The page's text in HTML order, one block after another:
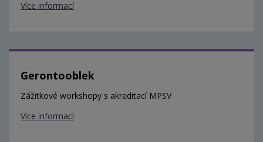
Více informací
Gerontooblek
Zážitkové workshopy s akreditací MPSV
Více informací